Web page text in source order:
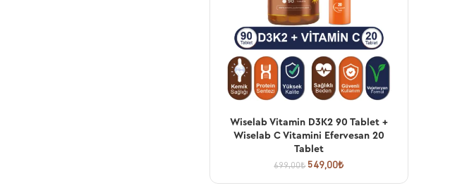
SEPETE EKLE
Wiselab Vitamin D3K2 90 Tablet +
Wiselab C Vitamini Efervesan 20
Tablet
699,00₺ 549,00₺